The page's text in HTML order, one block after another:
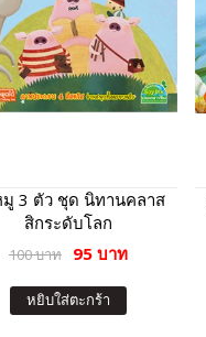
3 ตัว ชุด นิทานคลาส
สิกระดับโลก
100 บาท 95 บาท
หยิบใส่ตะกร้า